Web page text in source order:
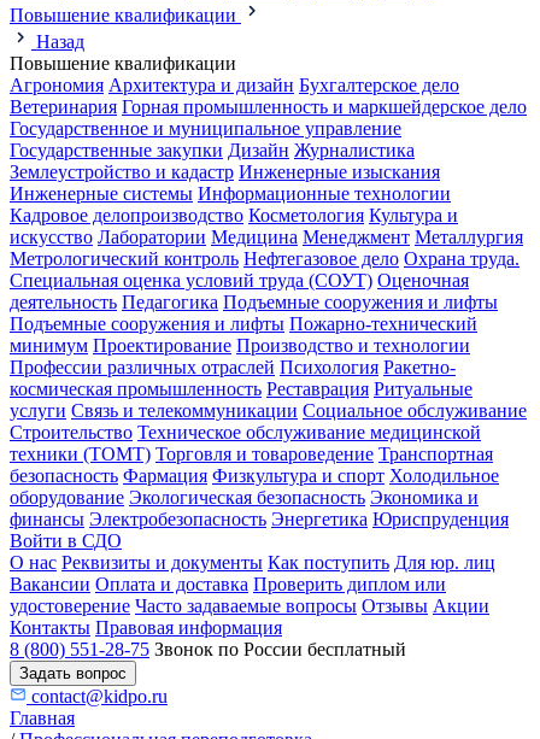
Повышение квалификации
Назад
Повышение квалификации
Агрономия Архитектура и дизайн Бухгалтерское дело
Ветеринария Горная промышленность и маркшейдерское дело
Государственное и муниципальное управление
Государственные закупки Дизайн Журналистика
Землеустройство и кадастр Инженерные изыскания
Инженерные системы Информационные технологии
Кадровое делопроизводство Косметология Культура и
искусство Лаборатории Медицина Менеджмент Металлургия
Метрологический контроль Нефтегазовое дело Охрана труда.
Специальная оценка условий труда (СОУТ) Оценочная
деятельность Педагогика Подъемные сооружения и лифты
Подъемные сооружения и лифты Пожарно-технический
минимум Проектирование Производство и технологии
Профессии различных отраслей Психология Ракетно-
космическая промышленность Реставрация Ритуальные
услуги Связь и телекоммуникации Социальное обслуживание
Строительство Техническое обслуживание медицинской
техники (ТОМТ) Торговля и товароведение Транспортная
безопасность Фармация Физкультура и спорт Холодильное
оборудование Экологическая безопасность Экономика и
финансы Электробезопасность Энергетика Юриспруденция
Войти в СДО
О нас Реквизиты и документы Как поступить Для юр. лиц
Вакансии Оплата и доставка Проверить диплом или
удостоверение Часто задаваемые вопросы Отзывы Акции
Контакты Правовая информация
8 (800) 551-28-75 Звонок по России бесплатный
Задать вопрос
contact@kidpo.ru
Главная